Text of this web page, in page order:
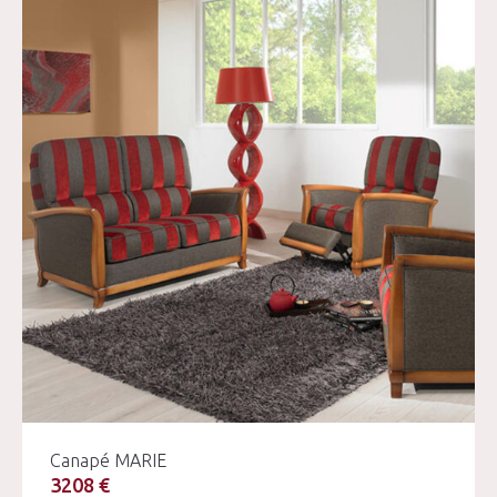
Canapé MARIE
3208 €